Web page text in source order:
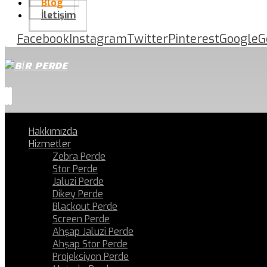
Blog
İletişim
FacebookInstagramTwitterPinterestGoogle
Hakkımızda
Hizmetler
Zebra Perde
Stor Perde
Jaluzi Perde
Dikey Perde
Blackout Perde
Screen Perde
Ahşap Jaluzi Perde
Ahşap Stor Perde
Projeksiyon Perde